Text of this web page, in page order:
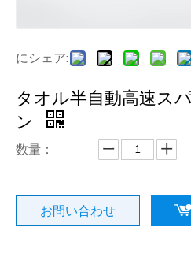
にシェア:
タオル半自動高速ス
ン
数量：
お問い合わせ